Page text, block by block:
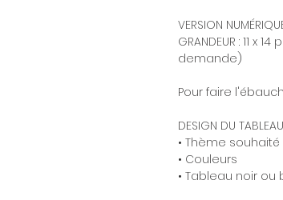
VERSION
GRANDEUR : 11
demande)
Pour faire
DESIGN DU TABLEAU
• Thème souhaité
• Couleurs
• Tableau noir ou